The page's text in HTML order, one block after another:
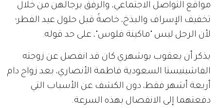
مواقع التواصل الاجتماعي، والرفق برجالهن من خلال
تخفيف الإسراف والبذخ، خاصةً قبل حلول عيد الفطر؛
لأن الرجل ليس "ماكينة فلوس"، على حد قوله.
يذكر أن يعقوب بوشهري كان قد انفصل عن زوجته
الفاشينيستا السعودية فاطمة الأنصاري، بعد زواج دام
أربعة أشهر فقط، دون الكشف عن الأسباب التي
دفعتهما إلى الانفصال بهذه السرعة.